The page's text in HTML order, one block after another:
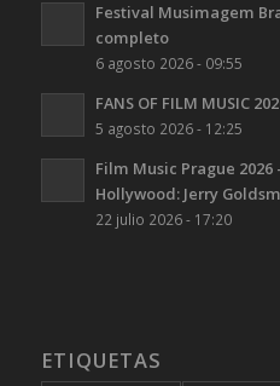
Festival Musimagem
completo
6 agosto 2026 - 09:55
FANS OF FILM MUSIC
5 agosto 2026 - 12:25
Film Music Prague 2026
Hollywood: Jerry
22 julio 2026 - 17:20
ETIQUETAS